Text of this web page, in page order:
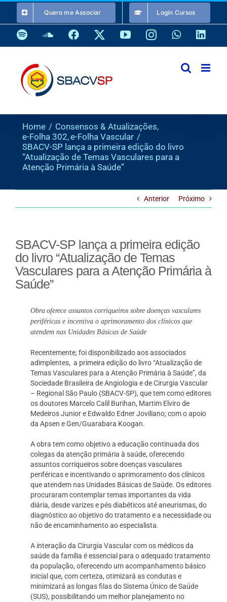
o
conteúdo
Quero me Associar Login Cursos
SpotifySoundCloud
Facebook YouTubeInstagramWhatsApp
Home
Consensos & Atualizações
e-Folha 302 e-Folha Vascular
SBACV-SP lança a primeira edição do livro
“Atualização de Temas Vasculares para a
Atenção Primária à Saúde”
Anterior Próximo
SBACV-SP lança a primeira edição
do livro “Atualização de Temas
Vasculares para a Atenção Primária à
Saúde”
Obra oferece assuntos corriqueiros sobre doenças vasculares
periféricas e incentiva o aprimoramento dos clínicos que
atendem nas Unidades Básicas de Saúde
Recentemente, foi disponibilizado aos associados
adimplentes, a primeira edição do livro “Atualização de
Temas Vasculares para a Atenção Primária à Saúde”, da
Sociedade Brasileira de Angiologia e de Cirurgia Vascular
– Regional São Paulo (SBACV-SP), que tem como editores
os doutores Marcelo Calil Burihan, Martim Elviro de
Medeiros Junior e Edwaldo Edner Joviliano; com o apoio
da Apsen e Gen/Guarabara Koogan.
A obra tem como objetivo a educação continuada dos
colegas da atenção primária à saúde, oferecendo
assuntos corriqueiros sobre doenças vasculares
periféricas e incentivando o aprimoramento dos clínicos
que atendem nas Unidades Básicas de Saúde. Os editores
procuraram contemplar temas importantes da vida
diária, desde varizes e pés diabéticos até aneurismas, do
diagnóstico ao objetivo do tratamento e a necessidade ou
não de encaminhamento ao especialista.
A interação da Cirurgia Vascular com os médicos da
saúde da família é essencial para o adequado tratamento
da população, oferecendo um acompanhamento básico
inicial que, com certeza, otimizará as condutas e
minimizará as longas filas do Sistema Único de Saúde
(SUS), possibilitando um melhor planejamento no